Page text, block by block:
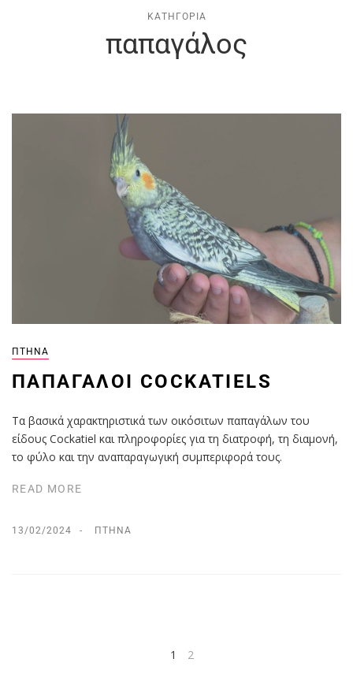
ΚΑΤΗΓΟΡΊΑ
παπαγάλος
ΠΤΗΝΆ
ΠΑΠΑΓΆΛΟΙ COCKATIELS
Τα βασικά χαρακτηριστικά των οικόσιτων παπαγάλων του
είδους Cockatiel και πληροφορίες για τη διατροφή, τη διαμονή,
το φύλο και την αναπαραγωγική συμπεριφορά τους.
READ MORE
13/02/2024 ΠΤΗΝΆ
1 2